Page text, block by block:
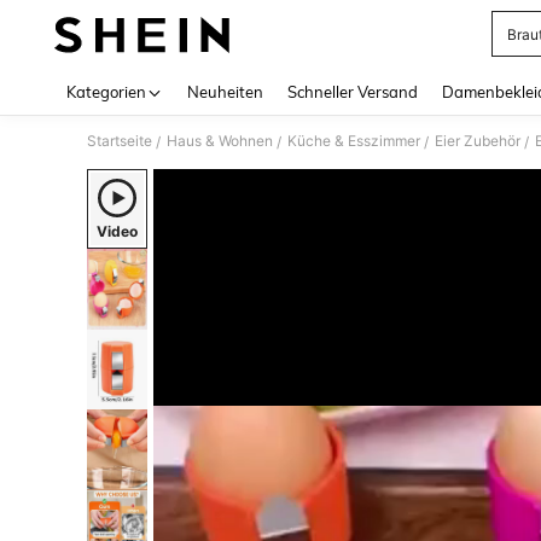
Kategorien Neuheiten Schneller Versand
Startseite / Haus & Wohnen / Küche & Esszimmer / Eier Zubehör /
Video